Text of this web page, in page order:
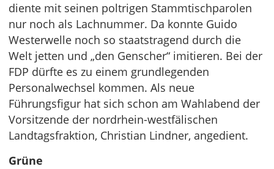
diente mit seinen poltrigen Stammtischparolen
nur noch als Lachnummer. Da konnte Guido
Westerwelle noch so staatstragend durch die
Welt jetten und „den Genscher“ imitieren. Bei der
FDP dürfte es zu einem grundlegenden
Personalwechsel kommen. Als neue
Führungsfigur hat sich schon am Wahlabend der
Vorsitzende der nordrhein-westfälischen
Landtagsfraktion, Christian Lindner, angedient.
Grüne